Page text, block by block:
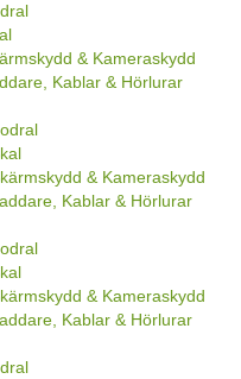
& Kameraskydd
Kablar & Hörlurar
& Kameraskydd
Kablar & Hörlurar
& Kameraskydd
Kablar & Hörlurar